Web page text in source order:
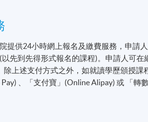
提供24小時網上報名及繳費服務，申請
先到先得形式報名的課程)。申請人可在
除上述支付方式之外，如就讀學歷頒授
、「支付寶」(Online Alipay) 或 「轉數